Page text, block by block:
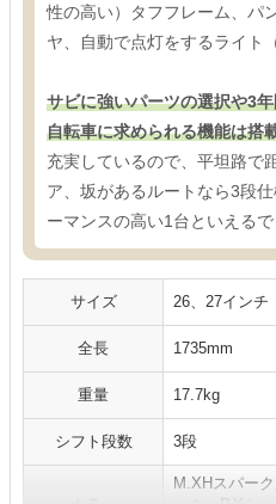
性の高い）タフフレーム、パ
ヤ、自動で点灯をするライト
サビに強いパーツの選択や3
自転車に求められる機能は搭
充実しているので、平坦路で
ア、坂があるルートなら3段
ーマンスの高い1台といえるで
サイズ 26、27インチ
全長 1735mm
重量 17.7kg
シフト段数 3段
M.XHスパー